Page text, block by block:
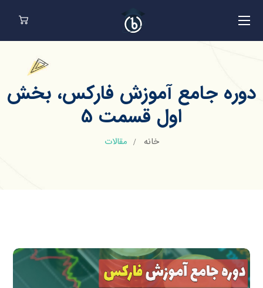
دوره جامع آموزش فارکس، بخش
اول قسمت 5
خانه مقالات